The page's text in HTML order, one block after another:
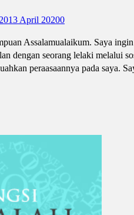
13 April 20200
Assalamualaikum. Saya
dengan seorang lelaki melalui
peraasaannya pada saya.